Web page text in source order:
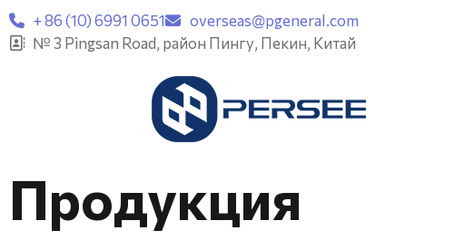
+ 86 (10) 6991 0651
overseas@pgeneral.com
№ 3 Pingsan Road, район Пингу, Пекин, Китай
Продукция